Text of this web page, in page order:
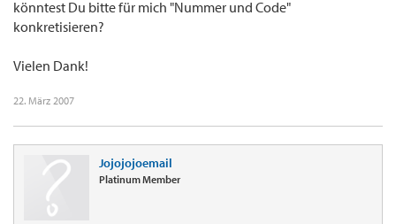
könntest Du bitte für mich "Nummer und Code"
konkretisieren?
Vielen Dank!
22. März 2007
Jojojojoemail
Platinum Member